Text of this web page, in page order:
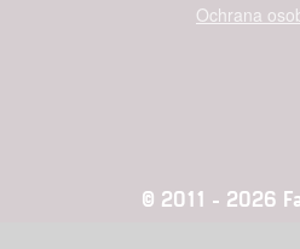
Ochrana
© 2011 - 2026